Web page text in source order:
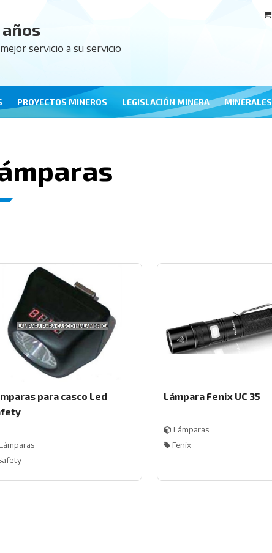
años
servicio a su servicio
PROYECTOS MINEROS LEGISLACIÓN MINERA MINERALES
para casco Led
Lámparas
Lámpara Fenix UC 35
Lámparas
Fenix